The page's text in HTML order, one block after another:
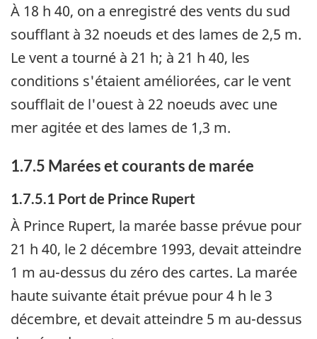
À 18 h 40, on a enregistré des vents du sud
soufflant à 32 noeuds et des lames de 2,5 m.
Le vent a tourné à 21 h; à 21 h 40, les
conditions s'étaient améliorées, car le vent
soufflait de l'ouest à 22 noeuds avec une
mer agitée et des lames de 1,3 m.
1.7.5 Marées et courants de marée
1.7.5.1 Port de Prince Rupert
À Prince Rupert, la marée basse prévue pour
21 h 40, le 2 décembre 1993, devait atteindre
1 m au-dessus du zéro des cartes. La marée
haute suivante était prévue pour 4 h le 3
décembre, et devait atteindre 5 m au-dessus